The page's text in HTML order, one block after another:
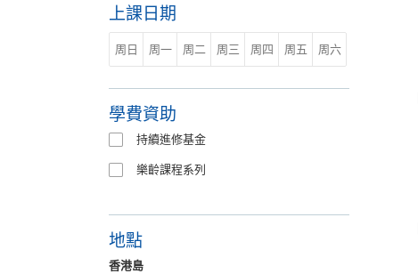
上課日期
周日 周一 周二 周三 周四 周五 周六
學費資助
持續進修基金
樂齡課程系列
地點
香港島